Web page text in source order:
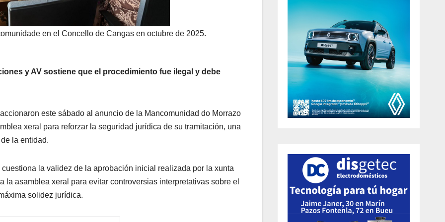
en el Concello de Cangas en octubre de 2025.
y AV sostiene que el procedimiento fue ilegal y debe
este sábado al anuncio de la Mancomunidad do Morrazo
xeral para reforzar la seguridad jurídica de su tramitación, una
la entidad.
la validez de la aprobación inicial realizada por la xunta
la asamblea xeral para evitar controversias interpretativas sobre el
solidez jurídica.